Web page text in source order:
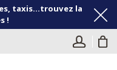
taxis...trouvez la
!